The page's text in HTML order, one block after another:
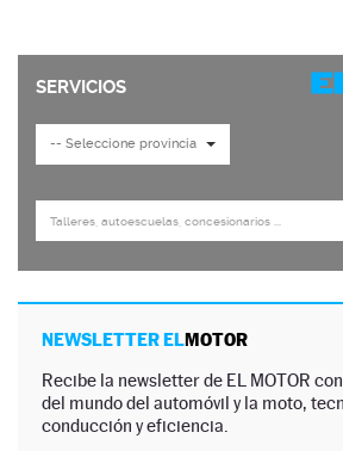
NEWSLETTER ELMOTOR
Recibe la newsletter de EL MOTOR
del mundo del automóvil y la moto,
conducción y eficiencia.